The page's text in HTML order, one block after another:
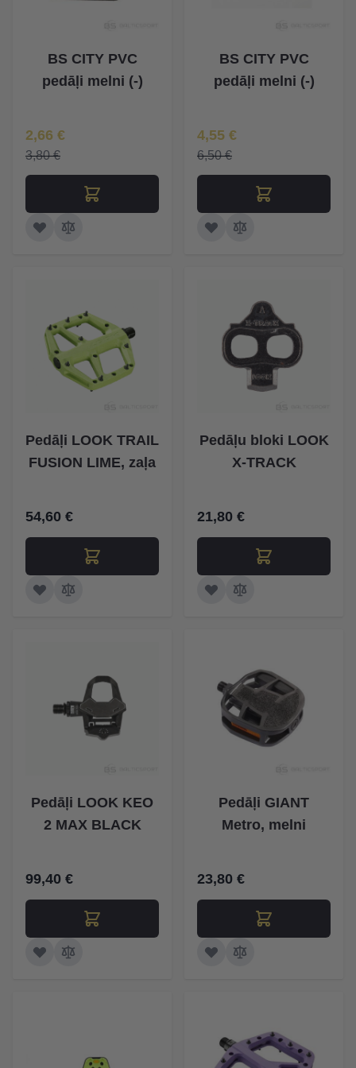
BS CITY PVC
pedāļi melni (-)
Īpaša Cena
2,66 €
3,80 €
BS CITY PVC
pedāļi melni (-)
Īpaša Cena
4,55 €
6,50 €
Pedāļi LOOK TRAIL
FUSION LIME, zaļa
54,60 €
Pedāļu bloki LOOK
X-TRACK
21,80 €
Pedāļi LOOK KEO
2 MAX BLACK
99,40 €
Pedāļi GIANT
Metro, melni
23,80 €